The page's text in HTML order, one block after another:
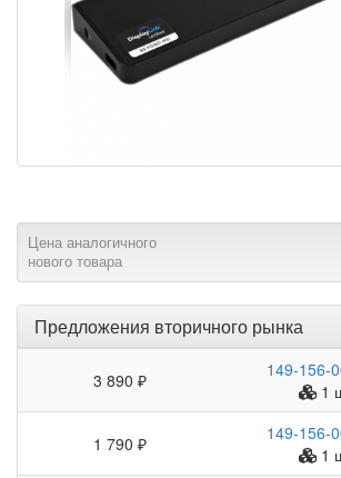
Цена аналогичного
нового товара
Предложения вторичного рынка
3 890 ₽
149-156-
1
1 790 ₽
149-156-
1